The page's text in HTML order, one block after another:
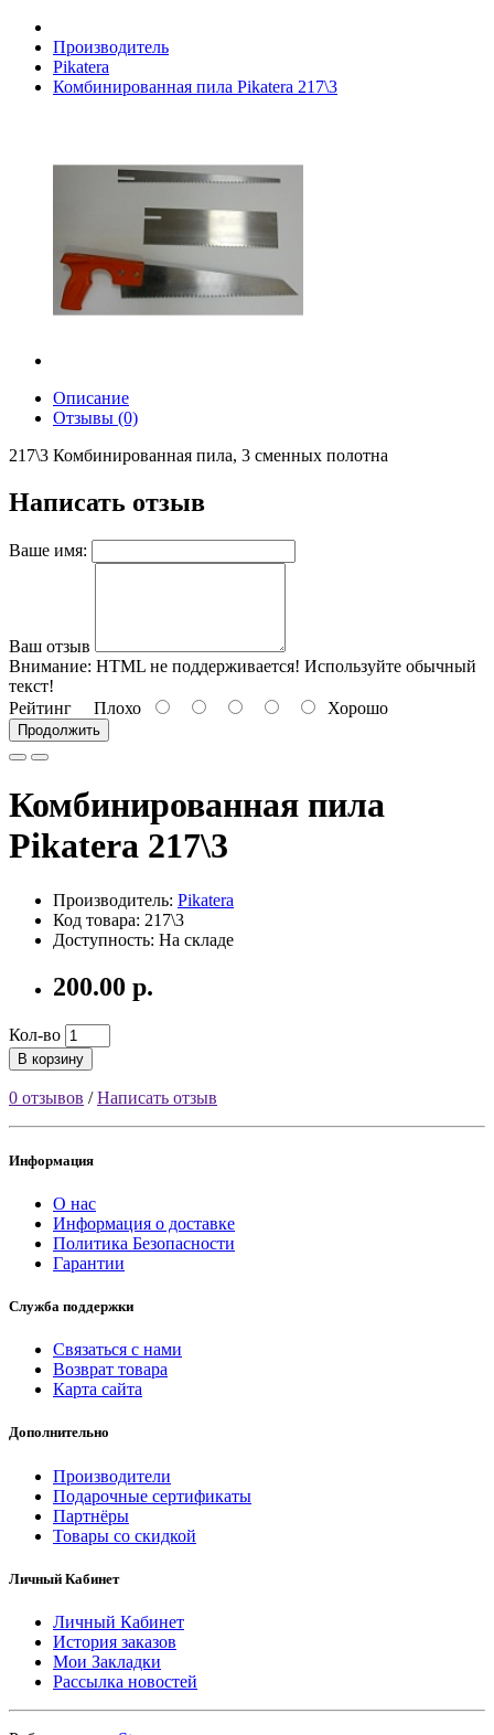
Производитель
Pikatera
Комбинированная пила Pikatera 217\3
Описание
Отзывы (0)
217\3 Комбинированная пила, 3 сменных полотна
Написать отзыв
Ваше имя:
Ваш отзыв
Внимание: HTML не поддерживается! Используйте обычный
текст!
Рейтинг Плохо Хорошо
Продолжить
Комбинированная пила
Pikatera 217\3
Производитель: Pikatera
Код товара: 217\3
Доступность: На складе
200.00 р.
Кол-во
В корзину
0 отзывов /Написать отзыв
Информация
О нас
Информация о доставке
Политика Безопасности
Гарантии
Служба поддержки
Связаться с нами
Возврат товара
Карта сайта
Дополнительно
Производители
Подарочные сертификаты
Партнёры
Товары со скидкой
Личный Кабинет
Личный Кабинет
История заказов
Мои Закладки
Рассылка новостей